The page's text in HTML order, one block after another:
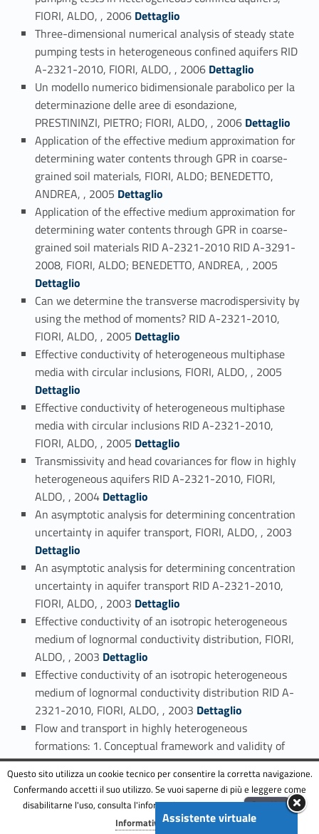
FIORI, ALDO, , 2006 Link identifier #identifier_person_19646-133
Dettaglio
Three-dimensional numerical analysis of steady state
pumping tests in heterogeneous confined aquifers RID
A-2321-2010, FIORI, ALDO, , 2006 Link identifier #identifier_person_191880-134
Dettaglio
Un modello numerico bidimensionale parabolico per la
determinazione delle aree di esondazione,
PRESTININZI, PIETRO; FIORI, ALDO, , 2006 Link identifier #identifier_person_25150-135
Dettaglio
Application of the effective medium approximation for
determining water contents through GPR in coarse-
grained soil materials, FIORI, ALDO; BENEDETTO,
ANDREA, , 2005 Link identifier #identifier_person_122952-136
Dettaglio
Application of the effective medium approximation for
determining water contents through GPR in coarse-
grained soil materials RID A-2321-2010 RID A-3291-
2008, FIORI, ALDO; BENEDETTO, ANDREA, , 2005
Dettaglio
Can we determine the transverse macrodispersivity by
using the method of moments? RID A-2321-2010,
FIORI, ALDO, , 2005 Link identifier #identifier_person_171589-138
Dettaglio
Effective conductivity of heterogeneous multiphase
media with circular inclusions, FIORI, ALDO, , 2005
Dettaglio
Effective conductivity of heterogeneous multiphase
media with circular inclusions RID A-2321-2010,
FIORI, ALDO, , 2005 Link identifier #identifier_person_6065-140
Dettaglio
Transmissivity and head covariances for flow in highly
heterogeneous aquifers RID A-2321-2010, FIORI,
ALDO, , 2004 Link identifier #identifier_person_192950-141
Dettaglio
An asymptotic analysis for determining concentration
uncertainty in aquifer transport, FIORI, ALDO, , 2003
Dettaglio
An asymptotic analysis for determining concentration
uncertainty in aquifer transport RID A-2321-2010,
FIORI, ALDO, , 2003 Link identifier #identifier_person_91468-143
Dettaglio
Effective conductivity of an isotropic heterogeneous
medium of lognormal conductivity distribution, FIORI,
ALDO, , 2003Link identifier #identifier_person_145052-144
Dettaglio
Effective conductivity of an isotropic heterogeneous
medium of lognormal conductivity distribution RID A-
2321-2010, FIORI, ALDO, , 2003 Link identifier #identifier_person_31212-145
Dettaglio
Flow and transport in highly heterogeneous
formations: 1. Conceptual framework and validity of
first-order approximations, FIORI, ALDO, , 2003Link identifier #identifier_person_142742-146
Dettaglio
Flow and transport in highly heterogeneous
formations: 1. Conceptual framework and validity of
Assistente virtuale
Questo sito utilizza un cookie tecnico per consentire la corretta navigazione.
Confermando accetti il suo utilizzo. Se vuoi saperne di più e leggere come
disabilitarne l'uso, consulta l'informativa estesa.ENG
Accetta
Informativa completa